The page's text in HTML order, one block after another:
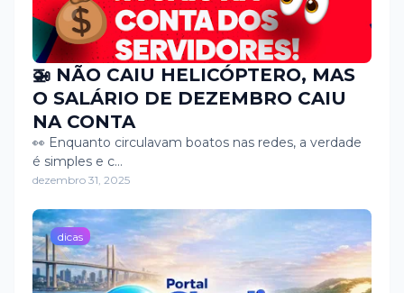
🚁 NÃO CAIU HELICÓPTERO, MAS
O SALÁRIO DE DEZEMBRO CAIU
NA CONTA
👀 Enquanto circulavam boatos nas redes, a verdade
é simples e c…
dezembro 31, 2025
dicas